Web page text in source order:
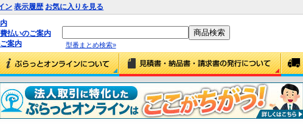
ン 表示履歴 お気に入りを見る
払いのご案内
案内
型番まとめ検索»